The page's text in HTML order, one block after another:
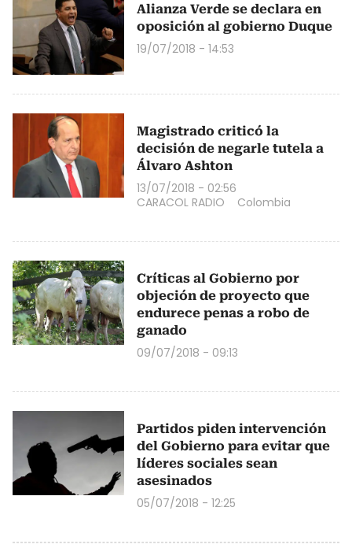
Alianza Verde se declara en
oposición al gobierno Duque
19/07/2018 - 14:53
Magistrado criticó la
decisión de negarle tutela a
Álvaro Ashton
13/07/2018 - 02:56
CARACOL RADIO
Colombia
Críticas al Gobierno por
objeción de proyecto que
endurece penas a robo de
ganado
09/07/2018 - 09:13
Partidos piden intervención
del Gobierno para evitar que
líderes sociales sean
asesinados
05/07/2018 - 12:25